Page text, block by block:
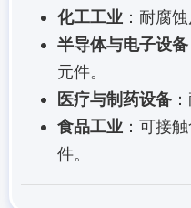
化工工业 ：耐腐
半导体与电子设备
元件。
医疗与制药设备
食品工业 ：可接
件。